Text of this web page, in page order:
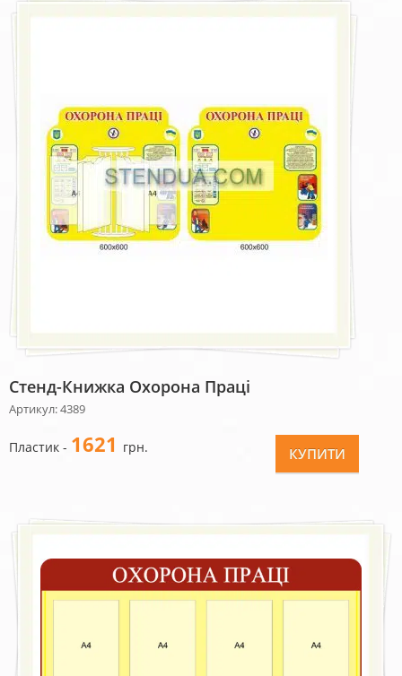
Стенд-Книжка Охорона Праці
Артикул: 4389
Пластик - 1621 грн. КУПИТИ